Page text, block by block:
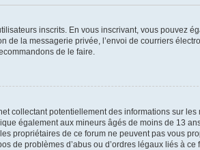
inscrits. En vous inscrivant, vous pouvez
de la messagerie privée, l’envoi de courriers
de le faire.
collectant potentiellement des informations sur
également aux mineurs âgés de moins de 13
propriétaires de ce forum ne peuvent pas vous
de problèmes d’abus ou d’ordres légaux liés à ce